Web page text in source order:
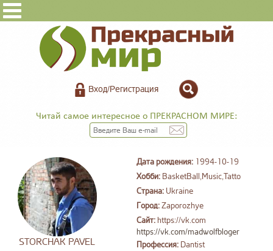
Вход/Регистрация
Читай самое интересное о ПРЕКРАСНОМ МИРЕ:
STORCHAK PAVEL
Дата рождения: 1994-10-19
Хобби: BasketBall,Music,Tatto
Страна: Ukraine
Город:Zaporozhye
Сайт: https://vk.com
https://vk.com/madwolfbloger
Профессия: Dantist